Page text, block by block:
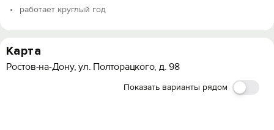
работает круглый год
Карта
Ростов-на-Дону, ул. Полторацкого, д. 98
Показать варианты рядом